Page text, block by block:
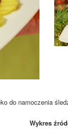
do namoczenia
Wykres